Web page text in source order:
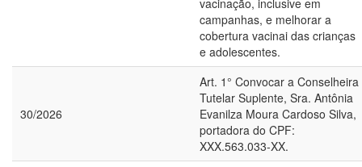
vacinação, inclusive em
campanhas, e melhorar a
cobertura vacinai das crianças
e adolescentes.
30/2026
Art. 1° Convocar a Conselheira
Tutelar Suplente, Sra. Antônia
Evanilza Moura Cardoso Silva,
portadora do CPF:
XXX.563.033-XX.